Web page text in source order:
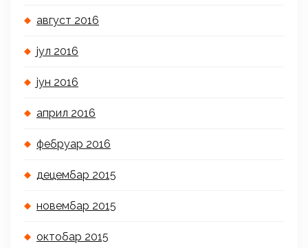
август 2016
јул 2016
јун 2016
април 2016
фебруар 2016
децембар 2015
новембар 2015
октобар 2015